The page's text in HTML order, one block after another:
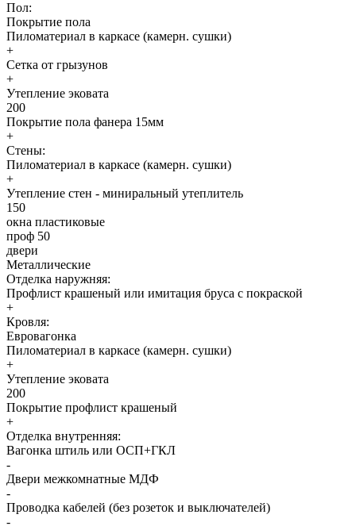
Пол:
Покрытие пола
Пиломатериал в каркасе (камерн. сушки)
+
Сетка от грызунов
+
Утепление эковата
200
Покрытие пола фанера 15мм
+
Стены:
Пиломатериал в каркасе (камерн. сушки)
+
Утепление стен - миниральный утеплитель
150
окна пластиковые
проф 50
двери
Металлические
Отделка наружняя:
Профлист крашеный или имитация бруса с покраской
+
Кровля:
Евровагонка
Пиломатериал в каркасе (камерн. сушки)
+
Утепление эковата
200
Покрытие профлист крашеный
+
Отделка внутренняя:
Вагонка штиль или ОСП+ГКЛ
-
Двери межкомнатные МДФ
-
Проводка кабелей (без розеток и выключателей)
-